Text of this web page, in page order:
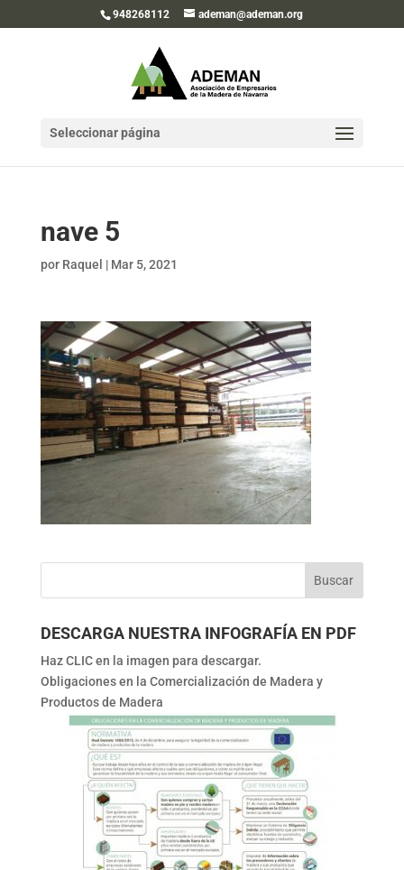
948268112 ademan@ademan.org
Seleccionar página
nave 5
por Raquel | Mar 5, 2021
DESCARGA NUESTRA INFOGRAFÍA EN PDF
Haz CLIC en la imagen para descargar.
Obligaciones en la Comercialización de Madera y
Productos de Madera